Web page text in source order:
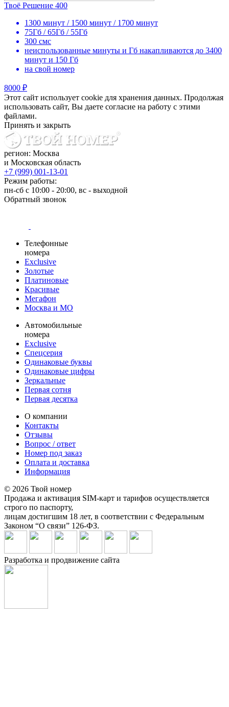
Твоё Решение 400
1300 минут / 1500 минут / 1700 минут
75Гб / 65Гб / 55Гб
300 смс
неиспользованные минуты и Гб накапливаются до 3400
минут и 150 Гб
на свой номер
8000 ₽
Этот сайт использует cookie для хранения данных. Продолжая
использовать сайт, Вы даете согласие на работу с этими
файлами.
Принять и закрыть
регион: Москва
и Московская область
+7 (999) 001-13-01
Режим работы:
пн-сб с 10:00 - 20:00, вс - выходной
Обратный звонок
Телефонные
номера
Exclusive
Золотые
Платиновые
Красивые
Мегафон
Москва и МО
Автомобильные
номера
Exclusive
Спецсерия
Одинаковые буквы
Одинаковые цифры
Зеркальные
Первая сотня
Первая десятка
О компании
Контакты
Отзывы
Вопрос / ответ
Номер под заказ
Оплата и доставка
Информация
© 2026 Твой номер
Продажа и активация SIM-карт и тарифов осуществляется
строго по паспорту,
лицам достигшим 18 лет, в соответствии с Федеральным
Законом “О связи” 126-ФЗ.
Разработка и продвижение сайта